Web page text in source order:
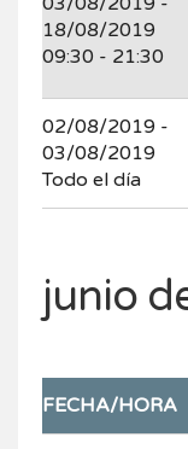
18/08/2019
09:30 - 21:30
02/08/2019 -
03/08/2019
Todo el día
junio
FECHA/HORA